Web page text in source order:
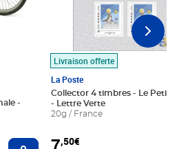
Ajouter au panier
Livraison offerte
La Poste
Collector 4 timbres - Le Petit
- Lettre Verte
20g / France
,50€